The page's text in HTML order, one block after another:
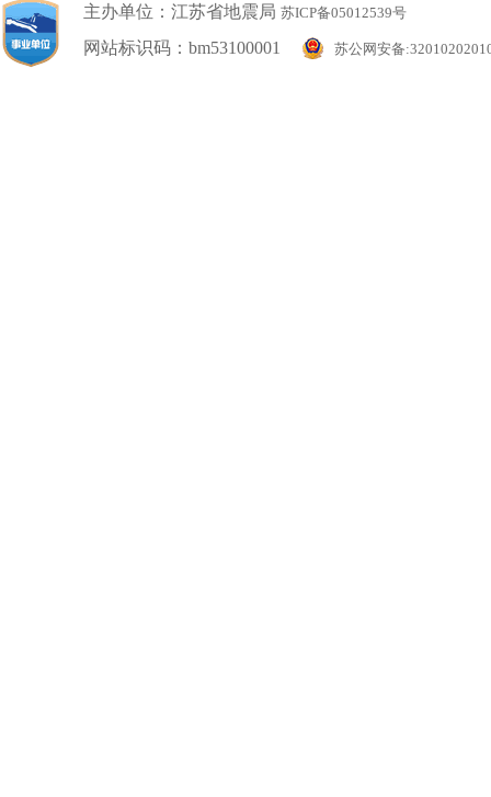
主办单位：江苏省地震局 苏ICP备05012539号
网站标识码：bm53100001 苏公网安备